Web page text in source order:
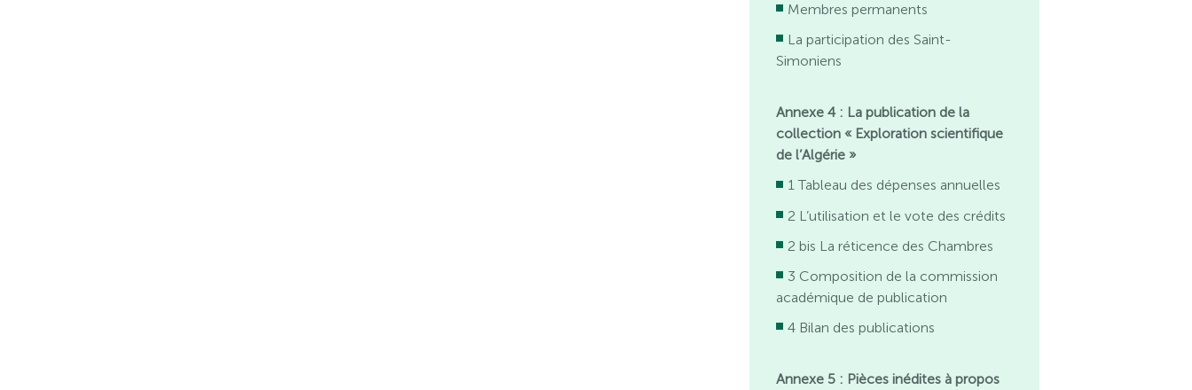
Membres permanents
La participation des Saint-
Simoniens
Annexe 4 : La publication de la
collection « Exploration scientifique
de l’Algérie »
1 Tableau des dépenses annuelles
2 L’utilisation et le vote des crédits
2 bis La réticence des Chambres
3 Composition de la commission
académique de publication
4 Bilan des publications
Annexe 5 : Pièces inédites à propos